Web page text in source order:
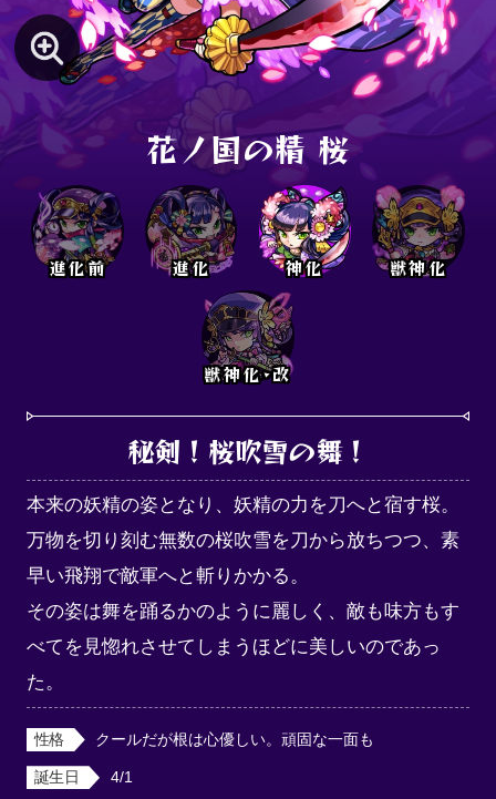
花ノ国の精 桜
進化前 進化 神化 獣神化
獣神化･改
秘剣！桜吹雪の舞！
本来の妖精の姿となり、妖精の力を刀へと宿す桜。
万物を切り刻む無数の桜吹雪を刀から放ちつつ、素
早い飛翔で敵軍へと斬りかかる。
その姿は舞を踊るかのように麗しく、敵も味方もす
べてを見惚れさせてしまうほどに美しいのであっ
た。
性格 クールだが根は心優しい。頑固な一面も
誕生日 4/1